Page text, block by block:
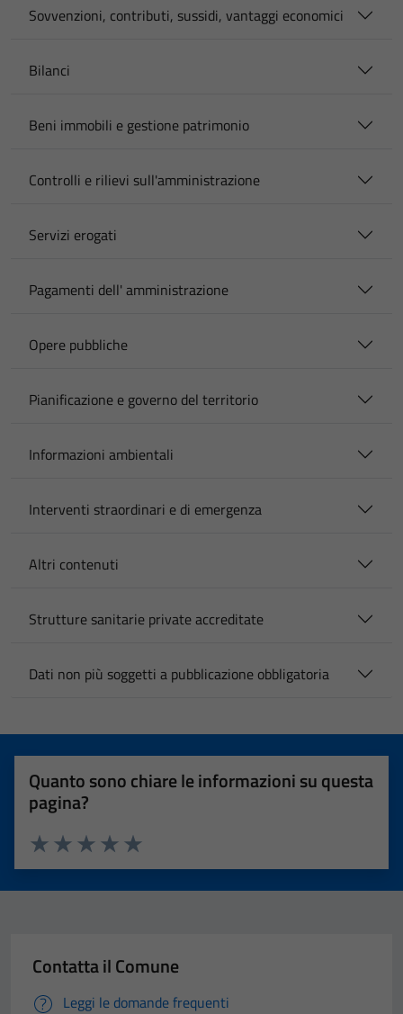
Sovvenzioni, contributi, sussidi, vantaggi economici
Bilanci
Beni immobili e gestione patrimonio
Controlli e rilievi sull'amministrazione
Servizi erogati
Pagamenti dell' amministrazione
Opere pubbliche
Pianificazione e governo del territorio
Informazioni ambientali
Interventi straordinari e di emergenza
Altri contenuti
Strutture sanitarie private accreditate
Dati non più soggetti a pubblicazione obbligatoria
Quanto sono chiare le informazioni su questa
pagina?
Valuta 5 stelle su 5
Valuta 4 stelle su 5
Valuta 3 stelle su 5
Valuta 2 stelle su 5
Valuta 1 stelle su 5
Contatta il Comune
Leggi le domande frequenti